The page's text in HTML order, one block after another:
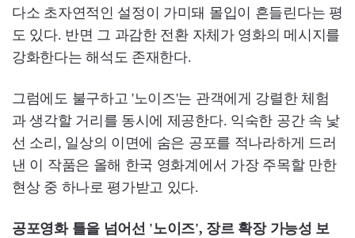
다소 초자연적인 설정이 가미돼 몰입이 흔들린다는 평
도 있다. 반면 그 과감한 전환 자체가 영화의 메시지를
강화한다는 해석도 존재한다.
그럼에도 불구하고 '노이즈'는 관객에게 강렬한 체험
과 생각할 거리를 동시에 제공한다. 익숙한 공간 속 낯
선 소리, 일상의 이면에 숨은 공포를 적나라하게 드러
낸 이 작품은 올해 한국 영화계에서 가장 주목할 만한
현상 중 하나로 평가받고 있다.
공포영화 틀을 넘어선 '노이즈', 장르 확장 가능성 보